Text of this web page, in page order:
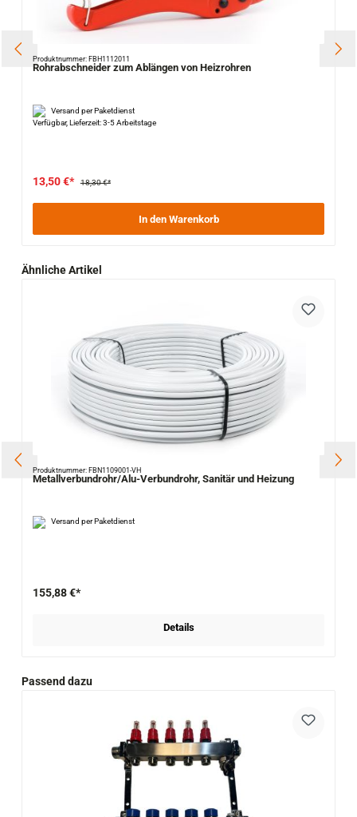
Produktnummer: FBH1112011
Rohrabschneider zum Ablängen von Heizrohren
Versand per Paketdienst
Verfügbar, Lieferzeit: 3-5 Arbeitstage
13,50 €* 18,30 €*
In den Warenkorb
Produktgalerie überspringen
Ähnliche Artikel
Produktnummer: FBN1109001-VH
Metallverbundrohr/Alu-Verbundrohr, Sanitär und Heizung
Versand per Paketdienst
155,88 €*
Details
Produktgalerie überspringen
Passend dazu